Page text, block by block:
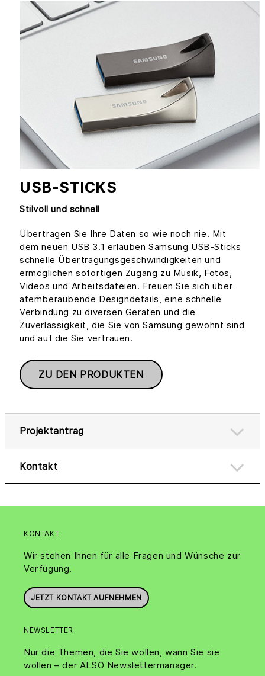
USB-STICKS
Stilvoll und schnell
Übertragen Sie Ihre Daten so wie noch nie. Mit
dem neuen USB 3.1 erlauben Samsung USB-Sticks
schnelle Übertragungsgeschwindigkeiten und
ermöglichen sofortigen Zugang zu Musik, Fotos,
Videos und Arbeitsdateien. Freuen Sie sich über
atemberaubende Designdetails, eine schnelle
Verbindung zu diversen Geräten und die
Zuverlässigkeit, die Sie von Samsung gewohnt sind
und auf die Sie vertrauen.
ZU DEN PRODUKTEN
Projektantrag
Kontakt
KONTAKT
Wir stehen Ihnen für alle Fragen und Wünsche zur
Verfügung.
JETZT KONTAKT AUFNEHMEN
NEWSLETTER
Nur die Themen, die Sie wollen, wann Sie sie
wollen – der ALSO Newslettermanager.